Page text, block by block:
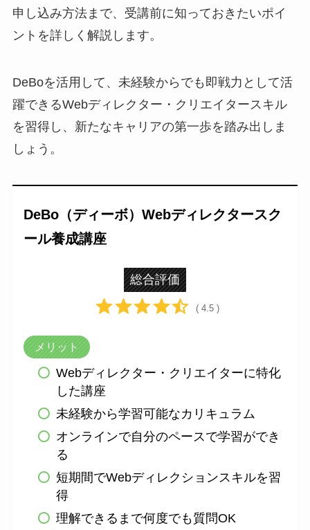
申し込み方法まで、受講前に知っておきたいポイ
ントを詳しく解説します。
DeBoを活用して、未経験からでも即戦力として活
躍できるWebディレクター・クリエイタースキル
を習得し、新たなキャリアの第一歩を踏み出しま
しょう。
DeBo（ディーボ）Webディレクタースク
ール養成講座
総合評価
( 4.5 )
メリット
Webディレクター・クリエイターに特化
した講座
未経験から学習可能なカリキュラム
オンラインで自分のペースで学習ができ
る
短期間でWebディレクションスキルを習
得
理解できるまで何度でも質問OK